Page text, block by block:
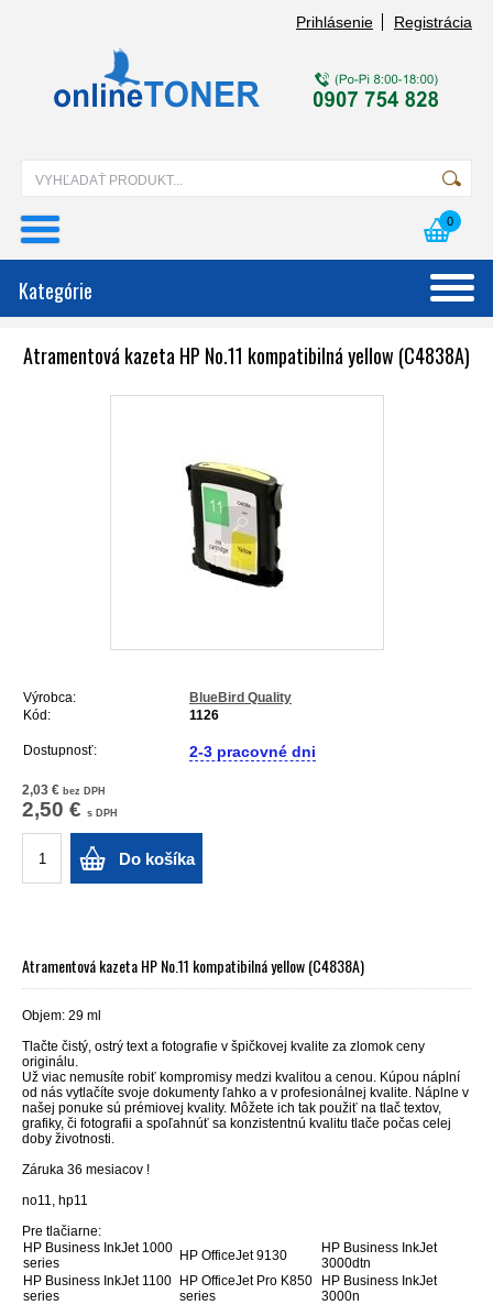
Prihlásenie Registrácia
0
Kategórie
Atramentová kazeta HP No.11 kompatibilná yellow (C4838A)
Výrobca:
BlueBird Quality
Kód:
1126
Dostupnosť: 2-3 pracovné dni
2,03 € bez DPH
2,50 € s DPH
Do košíka
Atramentová kazeta HP No.11 kompatibilná yellow (C4838A)
Objem: 29 ml
Tlačte čistý, ostrý text a fotografie v špičkovej kvalite za zlomok ceny
originálu.
Už viac nemusíte robiť kompromisy medzi kvalitou a cenou. Kúpou náplní
od nás vytlačíte svoje dokumenty ľahko a v profesionálnej kvalite. Náplne v
našej ponuke sú prémiovej kvality. Môžete ich tak použiť na tlač textov,
grafiky, či fotografii a spoľahnúť sa konzistentnú kvalitu tlače počas celej
doby životnosti.
Záruka 36 mesiacov !
no11, hp11
Pre tlačiarne:
HP Business InkJet 1000
series
HP OfficeJet 9130
HP Business InkJet
3000dtn
HP Business InkJet 1100
series
HP OfficeJet Pro K850
series
HP Business InkJet
3000n